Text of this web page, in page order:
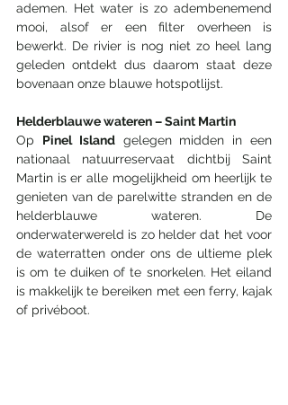
ademen. Het water is zo adembenemend
mooi, alsof er een filter overheen is
bewerkt. De rivier is nog niet zo heel lang
geleden ontdekt dus daarom staat deze
bovenaan onze blauwe hotspotlijst.
Helderblauwe wateren – Saint Martin
Op Pinel Island gelegen midden in een
nationaal natuurreservaat dichtbij Saint
Martin is er alle mogelijkheid om heerlijk te
genieten van de parelwitte stranden en de
helderblauwe wateren. De
onderwaterwereld is zo helder dat het voor
de waterratten onder ons de ultieme plek
is om te duiken of te snorkelen. Het eiland
is makkelijk te bereiken met een ferry, kajak
of privéboot.